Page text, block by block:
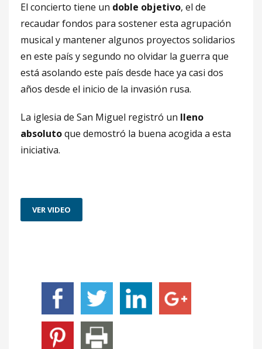
El concierto tiene un doble objetivo, el de
recaudar fondos para sostener esta agrupación
musical y mantener algunos proyectos solidarios
en este país y segundo no olvidar la guerra que
está asolando este país desde hace ya casi dos
años desde el inicio de la invasión rusa.
La iglesia de San Miguel registró un lleno
absolutoque demostró la buena acogida a esta
iniciativa.
VER VIDEO